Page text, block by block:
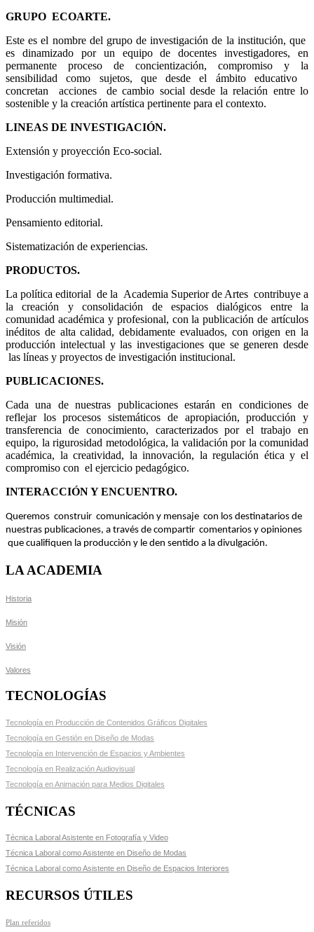
GRUPO ECOARTE.
Este es el nombre del grupo de investigación de la institución, que
es dinamizado por un equipo de docentes investigadores, en
permanente proceso de concientización, compromiso y la
sensibilidad como sujetos, que desde el ámbito educativo
concretan acciones de cambio social desde la relación entre lo
sostenible y la creación artística pertinente para el contexto.
LINEAS DE INVESTIGACIÓN.
Extensión y proyección Eco-social.
Investigación formativa.
Producción multimedial.
Pensamiento editorial.
Sistematización de experiencias.
PRODUCTOS.
La política editorial de la Academia Superior de Artes contribuye a
la creación y consolidación de espacios dialógicos entre la
comunidad académica y profesional, con la publicación de artículos
inéditos de alta calidad, debidamente evaluados, con origen en la
producción intelectual y las investigaciones que se generen desde
las líneas y proyectos de investigación institucional.
PUBLICACIONES.
Cada una de nuestras publicaciones estarán en condiciones de
reflejar los procesos sistemáticos de apropiación, producción y
transferencia de conocimiento, caracterizados por el trabajo en
equipo, la rigurosidad metodológica, la validación por la comunidad
académica, la creatividad, la innovación, la regulación ética y el
compromiso con el ejercicio pedagógico.
INTERACCIÓN Y ENCUENTRO.
Queremos construir comunicación y mensaje con los destinatarios de
nuestras publicaciones, a través de compartir comentarios y opiniones
que cualifiquen la producción y le den sentido a la divulgación.
LA ACADEMIA
Historia
Misión
Visión
Valores
TECNOLOGÍAS
Tecnología en Producción de Contenidos Gráficos Digitales
Tecnología en Gestión en Diseño de Modas
Tecnología en Intervención de Espacios y Ambientes
Tecnología en Realización Audiovisual
Tecnología en Animación para Medios Digitales
TÉCNICAS
Técnica Laboral Asistente en Fotografía y Video
Técnica Laboral como Asistente en Diseño de Modas
Técnica Laboral como Asistente en Diseño de Espacios Interiores
RECURSOS ÚTILES
Plan referidos